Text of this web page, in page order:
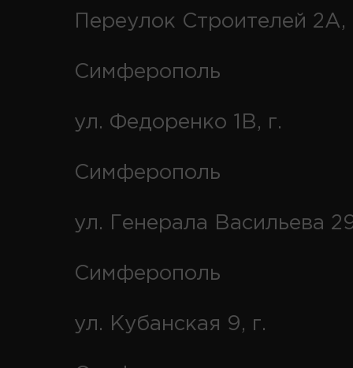
Переулок Строителей 2А,
Симферополь
ул. Федоренко 1В, г.
Симферополь
ул. Генерала Васильева
Симферополь
ул. Кубанская 9, г.